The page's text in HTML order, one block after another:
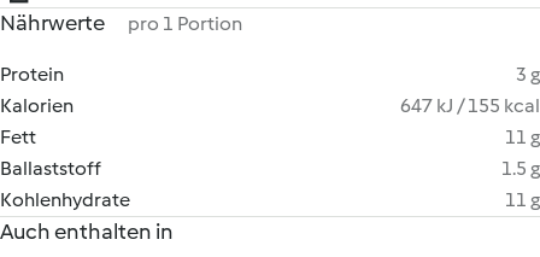
Nährwerte pro 1 Portion
Protein
3 g
Kalorien
647 kJ / 155 kcal
Fett
11 g
Ballaststoff
1.5 g
Kohlenhydrate
11 g
Auch enthalten in